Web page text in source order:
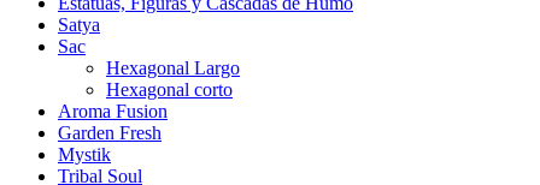
Satya
Sac
Hexagonal Largo
Hexagonal corto
Aroma Fusion
Garden Fresh
Mystik
Tribal Soul